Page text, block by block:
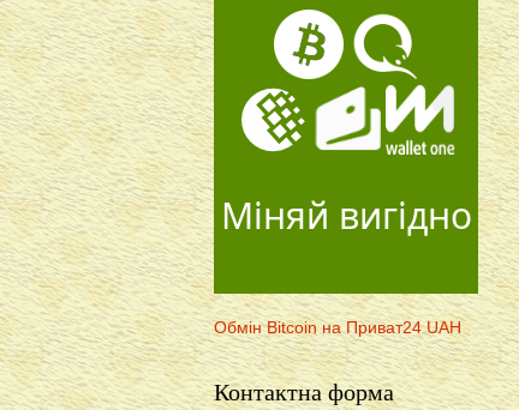
Міняй вигідно
Обмін Bitcoin на Приват24 UAH
Контактна форма